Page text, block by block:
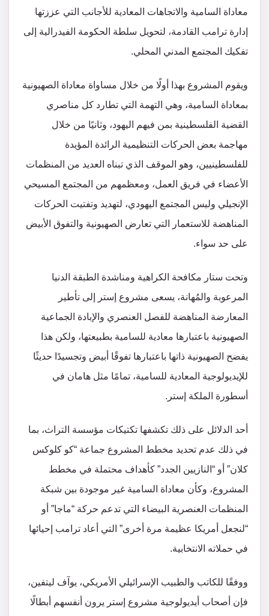
معاداة السامية والاتجاهات المعادية للأجانب التي عززتها
إدارة ترامب القادمة، لتحويل سلطة الحكومة الفيدرالية إلى
تفكيك المجتمع المدني المحلي.
ويقوم المشروع بهذا أولًا من خلال مساواة معاداة الصهيونية
بمعاداة السامية، وهي التهمة التي تطارد كل مناصري
القضية الفلسطينية بمن فيهم اليهود، وثانيًا من خلال
مهاجمة بعض الحركات التنظيمية الرائدة المؤيدة
للفلسطينيين، وهو الموقف الذي تبناه العديد من المنظمات
الأعضاء في فريق العمل، ومعظمهم من المجتمع المسيحي
الإنجيلي وليس المجتمع اليهودي، لتهديد وتفتيت الحركات
المناهضة للاستعمار التي تعارض الصهيونية والتفوق الأبيض
على حد سواء.
وتحت ستار مكافحة الكراهية ومناشدة الطبقة الدنيا
المرعوبة والمُهانة، يسعى مشروع إستر إلى تأطير
المعارضة المناهضة للفصل العنصري والإبادة الجماعية
الصهيونية باعتبارها معادية للسامية بطبيعتها، ولكن هذا
يفضح الصهيونية ذاتها باعتبارها تفوقًا أبيض وتجسيدًا حديثًا
للإيديولوجية المعادية للسامية، تمامًا مثل هامان في
أسطورة الملكة إستر.
أحد الدلائل على ذلك تكشفها تكتيكات مؤسسة التراث، بما
في ذلك عدم تحديد مخطط المشروع جماعة “كو كلوكس
كلان” أو “النازيين الجدد” كأهداف محتملة في مخطط
المشروع، وكأن معاداة السامية غير موجودة بين شبكة
المنظمات العنصرية البيضاء التي تدعم حركة “ماجا” أو
“لنجعل أمريكا عظيمة مرة أخرى” التي أعاد ترامب إحيائها
في حملاته الانتخابية.
ووفقًا للكاتب والطبيب الإسرائيلي الأمريكي، يوآف ليتفين،
فإن أصحاب أيديولوجية مشروع إستر يرون أنفسهم أبطالًا